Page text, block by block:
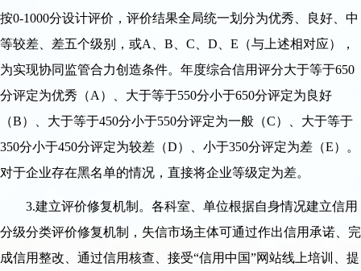
按0-1000分设计评价，评价结果全局统一划分为优秀、良好、中
等较差、差五个级别，或A、B、C、D、E（与上述相对应），
为实现协同监管合力创造条件。年度综合信用评分大于等于650
分评定为优秀（A）、大于等于550分小于650分评定为良好
（B）、大于等于450分小于550分评定为一般（C）、大于等于
350分小于450分评定为较差（D）、小于350分评定为差（E）。
对于企业存在黑名单的情况，直接将企业等级定为差。
3.建立评价修复机制。各科室、单位根据自身情况建立信用
分级分类评价修复机制，失信市场主体可通过作出信用承诺、完
成信用整改、通过信用核查、接受“信用中国”网站线上培训、提